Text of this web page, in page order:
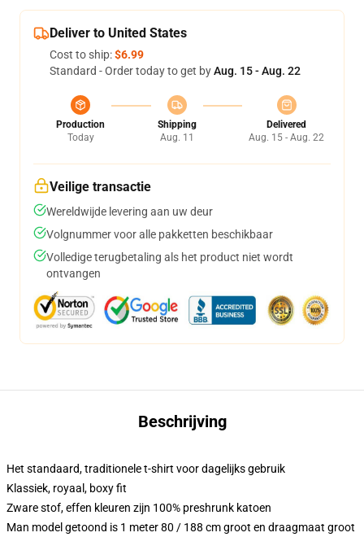
Deliver to United States
Cost to ship:$6.99
Standard - Order today to get byAug. 15 - Aug. 22
Production
Today
Shipping
Aug. 11
Delivered
Aug. 15 - Aug. 22
Veilige transactie
Wereldwijde levering aan uw deur
Volgnummer voor alle pakketten beschikbaar
Volledige terugbetaling als het product niet wordt
ontvangen
Beschrijving
Het standaard, traditionele t-shirt voor dagelijks gebruik
Klassiek, royaal, boxy fit
Zware stof, effen kleuren zijn 100% preshrunk katoen
Man model getoond is 1 meter 80 / 188 cm groot en draagmaat groot